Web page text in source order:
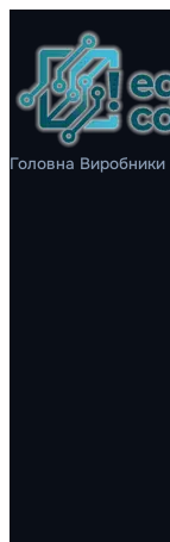
Головна Виробники